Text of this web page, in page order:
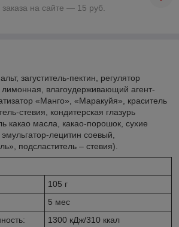
на сайте — 15 руб.
загуститель-пектин, регулятор
лимонная, влагоудерживающий агент-
«Манго», «Маракуйя», краситель
стевия, кондитерская глазурь
какао масла, какао-порошок, сухие
лецитин соевый,
подсластитель – стевия).
105 г
5 мес
1300 кДж/310 ккал